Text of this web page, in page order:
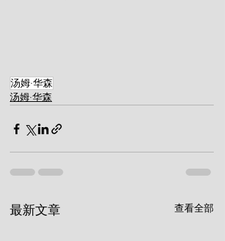
汤姆·华森
汤姆·华森
最新文章 查看全部